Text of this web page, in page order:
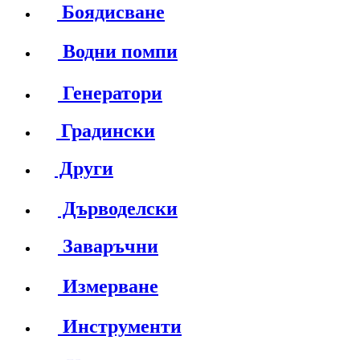
Боядисване
Водни помпи
Генератори
Градински
Други
Дърводелски
Заваръчни
Измерване
Инструменти